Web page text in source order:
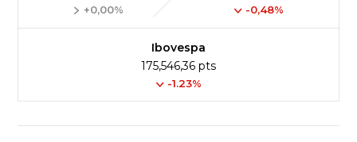
+0,00% -0,48%
Ibovespa
175,546,36 pts
-1.23%